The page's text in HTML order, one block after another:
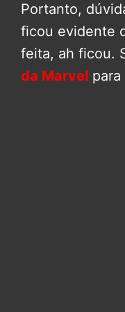
Portanto,
ficou evidente
feita, ah ficou.
da Marvel